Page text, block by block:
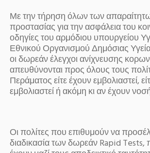
Με την τήρηση όλων των
προστασίας για την ασφάλεια του
οδηγίες του αρμόδιου υπουργείου
Εθνικού Οργανισμού Δημόσιας
οι δωρεάν έλεγχοι ανίχνευσης
απευθύνονται προς όλους τους
Περάματος είτε έχουν εμβολιαστεί,
εμβολιαστεί ή ακόμη κι αν έχουν
Οι πολίτες που επιθυμούν να
διαδικασία των δωρεάν Rapid Tests,